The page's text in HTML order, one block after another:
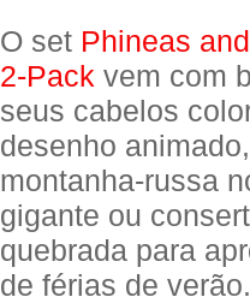
O set Phineas
2-Pack vem com
seus cabelos
desenho
montanha-russa
gigante ou
quebrada para
de férias de verão.